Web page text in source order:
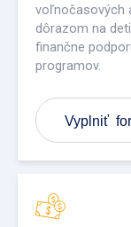
voľnočasových
dôrazom na
finančne
programov.
Vyplniť